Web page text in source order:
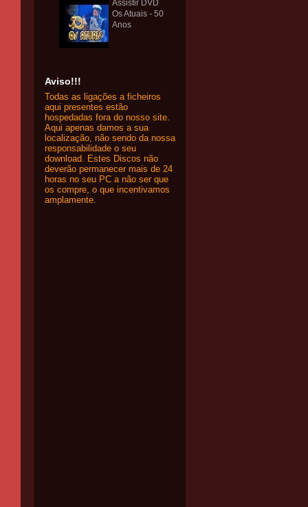
Assistir DVD
Os Atuais - 50
Anos
Aviso!!!
Todas as ligações a ficheiros
aqui presentes estão
hospedadas fora do nosso site.
Aqui apenas damos a sua
localização, não sendo da nossa
responsabilidade o seu
download. Estes Discos não
deverão permanecer mais de 24
horas no seu PC a não ser que
os compre, o que incentivamos
amplamente.